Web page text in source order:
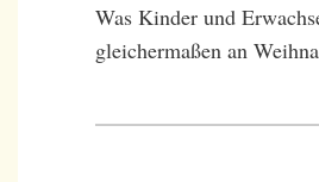
Was Kinder und
gleichermaßen an